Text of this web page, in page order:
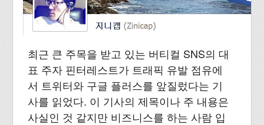
최근 큰 주목을 받고 있는 버티컬 SNS의 대
표 주자 핀터레스트가 트래픽 유발 점유에
서 트위터와 구글 플러스를 앞질렀다는 기
사를 읽었다. 이 기사의 제목이나 주 내용은
사실인 것 같지만 비즈니스를 하는 사람 입